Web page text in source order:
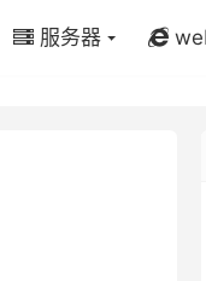
服务器